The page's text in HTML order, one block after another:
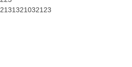
2131321032123